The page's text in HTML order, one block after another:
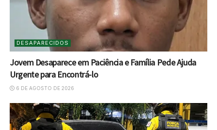
DESAPARECIDOS
Jovem Desaparece em Paciência e Família Pede Ajuda
Urgente para Encontrá-lo
6 DE AGOSTO DE 2026